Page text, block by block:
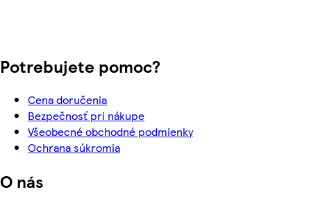
Potrebujete pomoc?
Cena doručenia
Bezpečnosť pri nákupe
Všeobecné obchodné podmienky
Ochrana súkromia
O nás